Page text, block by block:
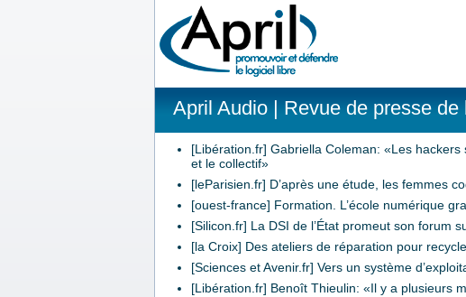
April Audio| Revue de presse de
[Libération.fr] Gabriella Coleman: «Les hackers
et le collectif»
[leParisien.fr] D’après une étude, les femmes
[ouest-france] Formation. L’école numérique
[Silicon.fr] La DSI de l’État promeut son forum
[la Croix] Des ateliers de réparation pour
[Sciences et Avenir.fr] Vers un système
[Libération.fr] Benoît Thieulin: «Il y a plusieurs